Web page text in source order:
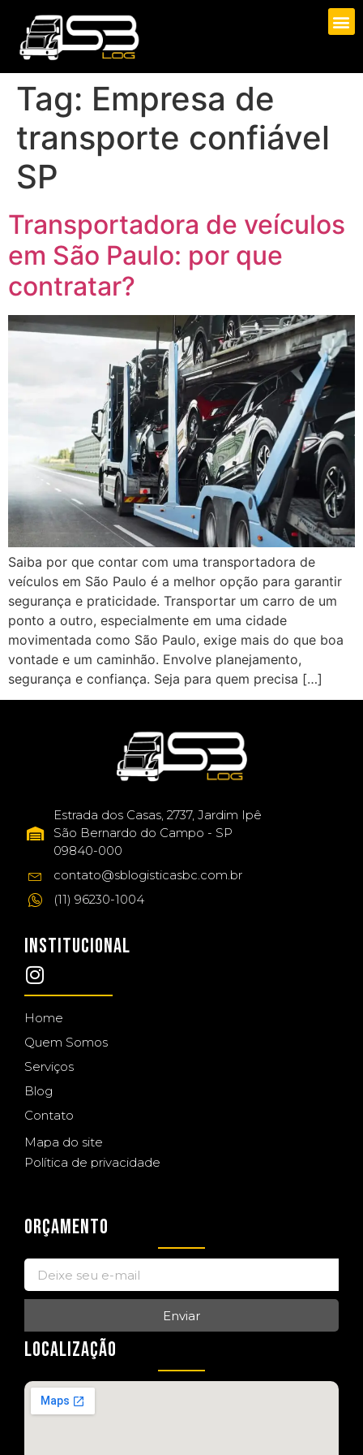
Tag: Empresa de
transporte confiável
SP
Transportadora de veículos
em São Paulo: por que
contratar?
Saiba por que contar com uma transportadora de
veículos em São Paulo é a melhor opção para garantir
segurança e praticidade. Transportar um carro de um
ponto a outro, especialmente em uma cidade
movimentada como São Paulo, exige mais do que boa
vontade e um caminhão. Envolve planejamento,
segurança e confiança. Seja para quem precisa […]
Estrada dos Casas, 2737, Jardim Ipê
São Bernardo do Campo - SP
09840-000
contato@sblogisticasbc.com.br
(11) 96230-1004
INSTITUCIONAL
Home
Quem Somos
Serviços
Blog
Contato
Mapa do site
Política de privacidade
ORÇAMENTO
Enviar
LOCALIZAÇÃO